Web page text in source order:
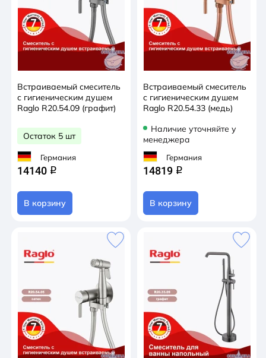
Встраиваемый смеситель
с гигиеническим душем
Raglo R20.54.09 (графит)
Остаток 5 шт
Германия
14140 q
В корзину
Встраиваемый смеситель
с гигиеническим душем
Raglo R20.54.33 (медь)
Наличие уточняйте у
менеджера
Германия
14819 q
В корзину